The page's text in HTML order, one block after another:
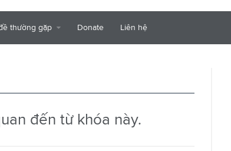
thường gặp Donate Liên hệ
đến từ khóa này.